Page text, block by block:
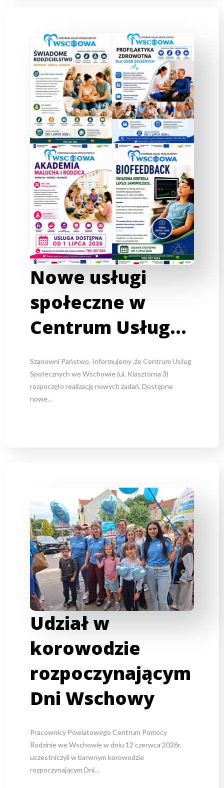
Nowe usługi
społeczne w
Centrum Usług…
Szanowni Państwo. Informujemy ,że Centrum Usług
Społecznych we Wschowie (ul. Klasztorna 3)
rozpoczęło realizację nowych zadań. Dostępne
nowe…
Udział w
korowodzie
rozpoczynającym
Dni Wschowy
Pracownicy Powiatowego Centrum Pomocy
Rodzinie we Wschowie w dniu 12 czerwca 2026r.
uczestniczyli w barwnym korowodzie
rozpoczynającym Dni…